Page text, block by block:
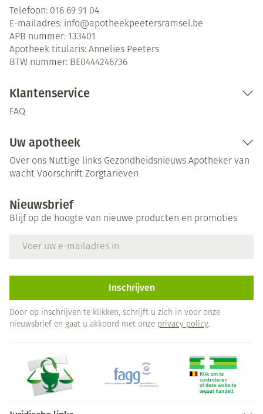
Telefoon: 016 69 91 04
E-mailadres: info@apotheekpeetersramsel.be
APB nummer: 133401
Apotheek titularis: Annelies Peeters
BTW nummer: BE0444246736
Klantenservice
FAQ
Uw apotheek
Over ons Nuttige links Gezondheidsnieuws Apotheker van
wacht Voorschrift Zorgtarieven
Nieuwsbrief
Blijf op de hoogte van nieuwe producten en promoties
Inschrijven
Door op inschrijven te klikken, schrijft u zich in voor onze
nieuwsbrief en gaat u akkoord met onze privacy policy.